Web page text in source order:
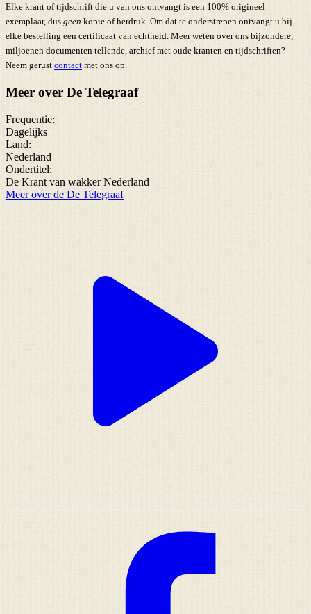
Elke krant of tijdschrift die u van ons ontvangt is een 100% origineel
exemplaar, dus geen kopie of herdruk. Om dat te onderstrepen ontvangt u bij
elke bestelling een certificaat van echtheid. Meer weten over ons bijzondere,
miljoenen documenten tellende, archief met oude kranten en tijdschriften?
Neem gerust contact met ons op.
Meer over De Telegraaf
Frequentie:
Dagelijks
Land:
Nederland
Ondertitel:
De Krant van wakker Nederland
Meer over de De Telegraaf